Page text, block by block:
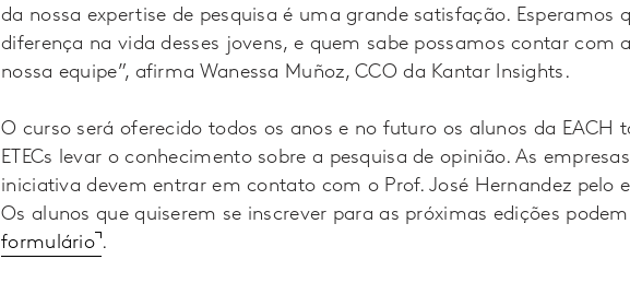
da nossa expertise de pesquisa é uma grande satisfação. Esperamos
diferença na vida desses jovens, e quem sabe possamos contar com
nossa equipe”, afirma Wanessa Muñoz, CCO da Kantar Insights.
O curso será oferecido todos os anos e no futuro os alunos da EACH
ETECs levar o conhecimento sobre a pesquisa de opinião. As
iniciativa devem entrar em contato com o Prof. José Hernandez pelo
Os alunos que quiserem se inscrever para as próximas edições
formulário .